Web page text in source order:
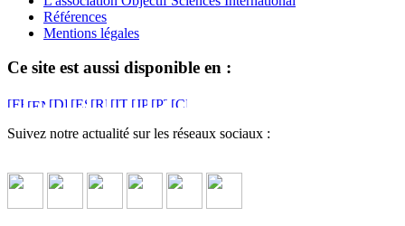
Références
Mentions légales
Ce site est aussi disponible en :
Suivez notre actualité sur les réseaux sociaux :